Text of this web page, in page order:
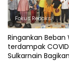
Fokus Redaksi
Ringankan Beban
terdampak
Sulkarnain